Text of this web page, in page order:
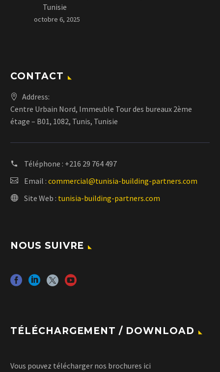
Tunisie
octobre 6, 2025
CONTACT
Address:
Centre Urbain Nord, Immeuble Tour des bureaux 2ème
étage – B01, 1082, Tunis, Tunisie
Téléphone : +216 29 764 497
Email : commercial@tunisia-building-partners.com
Site Web : tunisia-building-partners.com
NOUS SUIVRE
TÉLÉCHARGEMENT / DOWNLOAD
Vous pouvez télécharger nos brochures ici